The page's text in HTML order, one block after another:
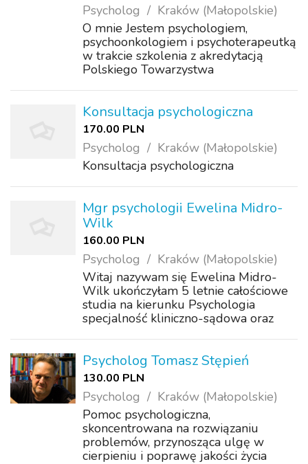
Psycholog
Kraków (Małopolskie)
O mnie Jestem psychologiem,
psychoonkologiem i psychoterapeutką
w trakcie szkolenia z akredytacją
Polskiego Towarzystwa
przez kryzysy życiowe (trudności
emocjonalne, problemy w relacja...
Konsultacja psychologiczna
170.00 PLN
Psycholog
Kraków (Małopolskie)
Konsultacja psychologiczna
Mgr psychologii Ewelina Midro-
Wilk
160.00 PLN
Psycholog
Kraków (Małopolskie)
Witaj nazywam się Ewelina Midro-
Wilk ukończyłam 5 letnie całościowe
studia na kierunku Psychologia
specjalność kliniczno-sądowa oraz
Służę wsparciem psychologicznym i
atmosferą w, któ...
Psycholog Tomasz Stępień
130.00 PLN
Psycholog
Kraków (Małopolskie)
Pomoc psychologiczna,
skoncentrowana na rozwiązaniu
problemów, przynosząca ulgę w
cierpieniu i poprawę jakości życia